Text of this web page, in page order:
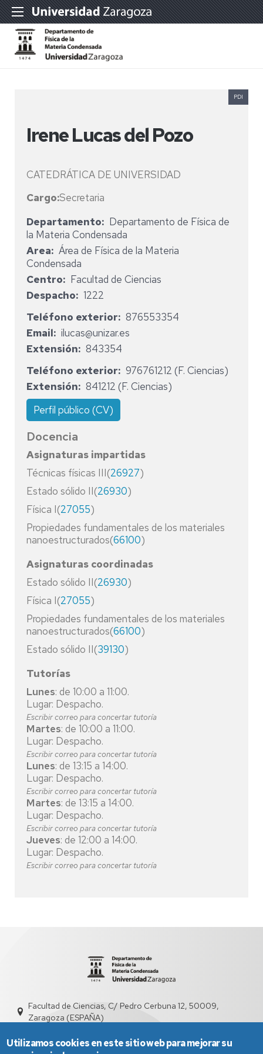
Irene Lucas del Pozo
CATEDRÁTICA DE UNIVERSIDAD
Cargo:Secretaria
PDI
Departamento
Departamento de Física de
la Materia Condensada
Area
Área de Física de la Materia
Condensada
Centro
Facultad de Ciencias
Despacho
1222
Teléfono exterior
876553354
Email
ilucas@unizar.es
Extensión
843354
Teléfono exterior
976761212 (F. Ciencias)
Extensión
841212 (F. Ciencias)
Perfil público (CV)
Docencia
Asignaturas impartidas
Técnicas físicas III(26927)
Estado sólido II(26930)
Física I(27055)
Propiedades fundamentales de los materiales
nanoestructurados(66100)
Asignaturas coordinadas
Estado sólido II(26930)
Física I(27055)
Propiedades fundamentales de los materiales
nanoestructurados(66100)
Estado sólido II(39130)
Tutorías
Lunes: de 10:00 a 11:00.
Lugar: Despacho.
Escribir correo para concertar tutoría
Martes: de 10:00 a 11:00.
Lugar: Despacho.
Escribir correo para concertar tutoría
Lunes: de 13:15 a 14:00.
Lugar: Despacho.
Escribir correo para concertar tutoría
Martes: de 13:15 a 14:00.
Lugar: Despacho.
Escribir correo para concertar tutoría
Jueves: de 12:00 a 14:00.
Lugar: Despacho.
Escribir correo para concertar tutoría
Facultad de Ciencias, C/ Pedro Cerbuna 12, 50009,
Zaragoza (ESPAÑA)
Utilizamos cookies en este sitio web para mejorar su